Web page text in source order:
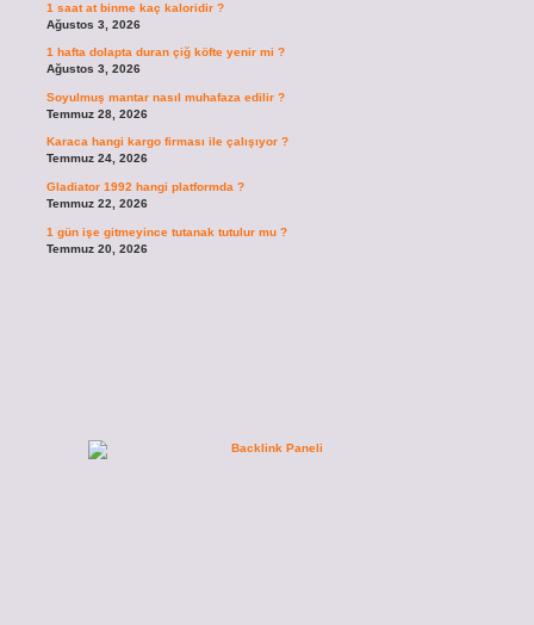
1 saat at binme kaç kaloridir ?
Ağustos 3, 2026
1 hafta dolapta duran çiğ köfte yenir mi ?
Ağustos 3, 2026
Soyulmuş mantar nasıl muhafaza edilir ?
Temmuz 28, 2026
Karaca hangi kargo firması ile çalışıyor ?
Temmuz 24, 2026
Gladiator 1992 hangi platformda ?
Temmuz 22, 2026
1 gün işe gitmeyince tutanak tutulur mu ?
Temmuz 20, 2026